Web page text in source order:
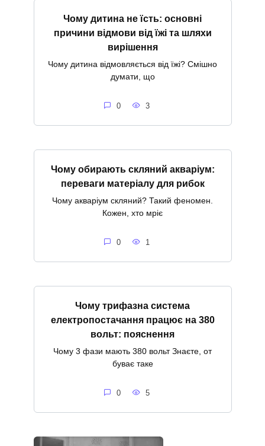
Чому дитина не їсть: основні
причини відмови від їжі та шляхи
вирішення
Чому дитина відмовляється від їжі? Смішно
думати, що
0 3
Чому обирають скляний акваріум:
переваги матеріалу для рибок
Чому акваріум скляний? Такий феномен.
Кожен, хто мріє
0 1
Чому трифазна система
електропостачання працює на 380
вольт: пояснення
Чому 3 фази мають 380 вольт Знаєте, от
буває таке
0 5